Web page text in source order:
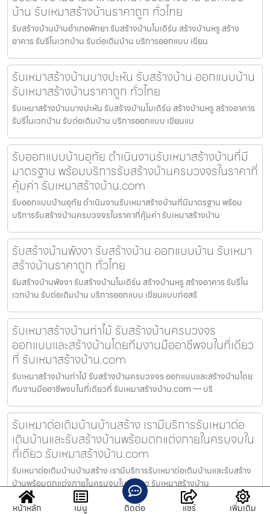
บ้าน รับเหมาสร้างบ้านราคาถูก ทั่วไทย
รับสร้างบ้านบ้านอำเภอพัทยา รับสร้างบ้านโมเดิร์น สร้างบ้านหรู สร้าง
อาคาร รับรีโนเวทบ้าน รับต่อเติมบ้าน บริการออกแบบ เขียน
รับเหมาสร้างบ้านบางปะหัน รับสร้างบ้าน ออกแบบบ้าน
รับเหมาสร้างบ้านราคาถูก ทั่วไทย
รับเหมาสร้างบ้านบางปะหัน รับสร้างบ้านโมเดิร์น สร้างบ้านหรู สร้างอาคาร
รับรีโนเวทบ้าน รับต่อเติมบ้าน บริการออกแบบ เขียนแบ
รับออกแบบบ้านอุทัย ดำเนินงานรับเหมาสร้างบ้านที่มี
มาตรฐาน พร้อมบริการรับสร้างบ้านครบวงจรในราคาที่
คุ้มค่า รับเหมาสร้างบ้าน.com
รับออกแบบบ้านอุทัย ดำเนินงานรับเหมาสร้างบ้านที่มีมาตรฐาน พร้อม
บริการรับสร้างบ้านครบวงจรในราคาที่คุ้มค่า รับเหมาสร้างบ้าน
รับสร้างบ้านพังงา รับสร้างบ้าน ออกแบบบ้าน รับเหมา
สร้างบ้านราคาถูก ทั่วไทย
รับสร้างบ้านพังงา รับสร้างบ้านโมเดิร์น สร้างบ้านหรู สร้างอาคาร รับรีโน
เวทบ้าน รับต่อเติมบ้าน บริการออกแบบ เขียนแบบก่อสร้
รับเหมาสร้างบ้านท่าไม้ รับสร้างบ้านครบวงจร
ออกแบบและสร้างบ้านโดยทีมงานมืออาชีพจบในที่เดียว
ที่ รับเหมาสร้างบ้าน.com
รับเหมาสร้างบ้านท่าไม้ รับสร้างบ้านครบวงจร ออกแบบและสร้างบ้านโดย
ทีมงานมืออาชีพจบในที่เดียวที่ รับเหมาสร้างบ้าน.com — บริ
รับเหมาต่อเติมบ้านบ้านสร้าง เรามีบริการรับเหมาต่อ
เติมบ้านและรับสร้างบ้านพร้อมตกแต่งภายในครบจบใน
ที่เดียว รับเหมาสร้างบ้าน.com
รับเหมาต่อเติมบ้านบ้านสร้าง เรามีบริการรับเหมาต่อเติมบ้านและรับสร้าง
บ้านพร้อมตกแต่งภายในครบจบในที่เดียว รับเหมาสร้างบ้าน
หน้าหลัก เมนู ติดต่อ แชร์ เพิ่มเติม